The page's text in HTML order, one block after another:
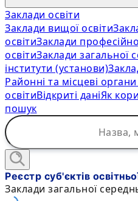
Заклади освіти
Заклади вищої освіти
освітиЗаклади
освітиЗаклади загальної
інститути (установи)
Районні та місцеві
освітиВідкриті даніЯк
пошук
Реєстр суб'єктів
Заклади загальної